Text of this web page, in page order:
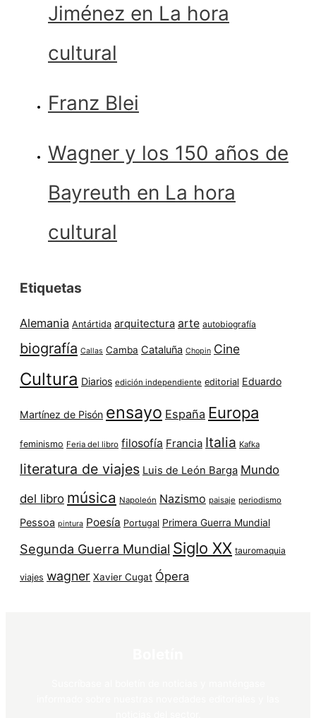
Jiménez en La hora
cultural
Franz Blei
Wagner y los 150 años de
Bayreuth en La hora
cultural
Etiquetas
Alemania Antártida arquitectura arte autobiografía
biografía Callas Camba Cataluña Chopin Cine
Cultura Diarios edición independiente editorial Eduardo
Martínez de Pisón ensayo España Europa
feminismo Feria del libro filosofía Francia Italia Kafka
literatura de viajes Luis de León Barga Mundo
del libro música Napoleón Nazismo paisaje periodismo
Pessoa pintura Poesía Portugal Primera Guerra Mundial
Segunda Guerra Mundial Siglo XX tauromaquia
viajes wagner Xavier Cugat Ópera